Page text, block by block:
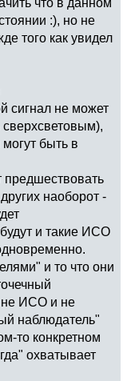
:), но не
того как увидел
сигнал не может
сверхсветовым),
быть в
наоборот -
и такие ИСО
и то что они
не ИСО и не
наблюдатель"
то конкретном
охватывает